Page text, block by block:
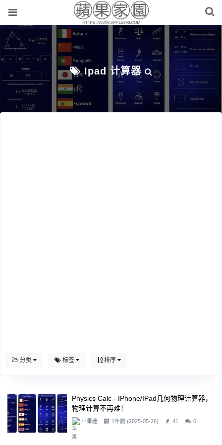
Ipad 计算器
分类 标签 排序
Physics Calc - IPhone/iPad几何物理计算器，
物理计算不再难！
苹果迷 1年前 (2025-05-26) 41 0